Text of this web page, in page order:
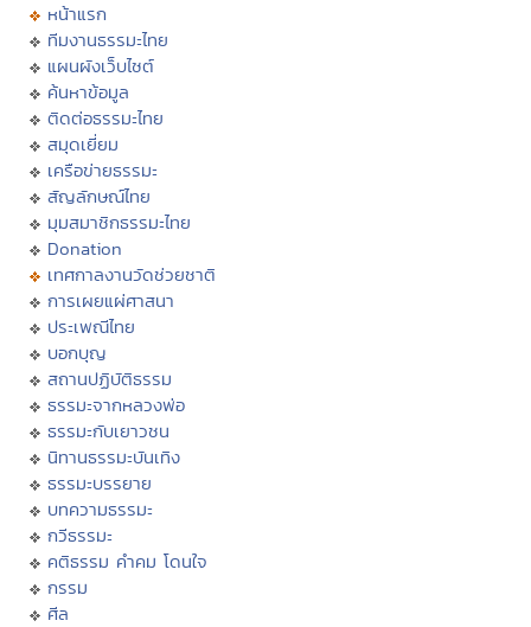
หน้าแรก
ทีมงานธรรมะไทย
แผนผังเว็บไซต์
ค้นหาข้อมูล
ติดต่อธรรมะไทย
สมุดเยี่ยม
เครือข่ายธรรมะ
สัญลักษณ์ไทย
มุมสมาชิกธรรมะไทย
Donation
เทศกาลงานวัดช่วยชาติ
การเผยแผ่ศาสนา
ประเพณีไทย
บอกบุญ
สถานปฏิบัติธรรม
ธรรมะจากหลวงพ่อ
ธรรมะกับเยาวชน
นิทานธรรมะบันเทิง
ธรรมะบรรยาย
บทความธรรมะ
กวีธรรมะ
คติธรรม คำคม โดนใจ
กรรม
ศีล